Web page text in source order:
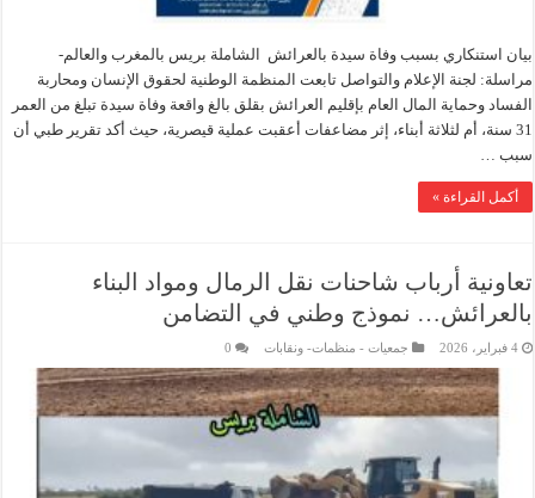
بيان استنكاري بسبب وفاة سيدة بالعرائش الشاملة بريس بالمغرب والعالم-
مراسلة: لجنة الإعلام والتواصل تابعت المنظمة الوطنية لحقوق الإنسان ومحاربة
الفساد وحماية المال العام بإقليم العرائش بقلق بالغ واقعة وفاة سيدة تبلغ من العمر
31 سنة، أم لثلاثة أبناء، إثر مضاعفات أعقبت عملية قيصرية، حيث أكد تقرير طبي أن
سبب …
أكمل القراءة »
تعاونية أرباب شاحنات نقل الرمال ومواد البناء
بالعرائش… نموذج وطني في التضامن
4 فبراير، 2026 جمعيات - منظمات- ونقابات 0